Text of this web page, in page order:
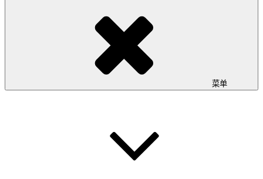
菜单